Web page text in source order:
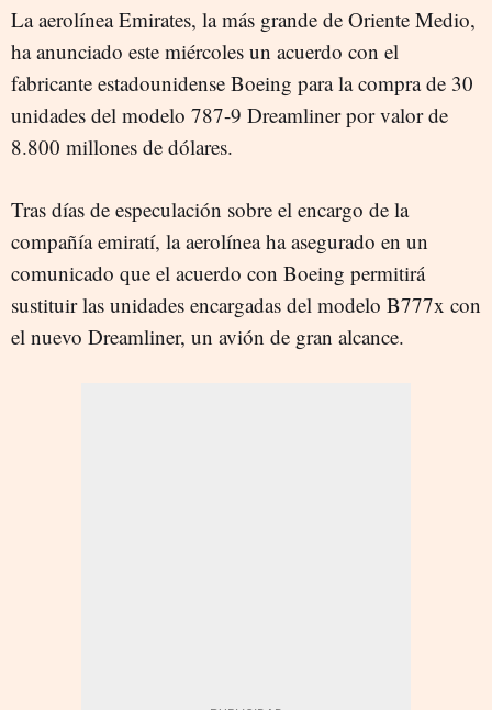
La aerolínea Emirates, la más grande de Oriente Medio,
ha anunciado este miércoles un acuerdo con el
fabricante estadounidense Boeing para la compra de 30
unidades del modelo 787-9 Dreamliner por valor de
8.800 millones de dólares.
Tras días de especulación sobre el encargo de la
compañía emiratí, la aerolínea ha asegurado en un
comunicado que el acuerdo con Boeing permitirá
sustituir las unidades encargadas del modelo B777x con
el nuevo Dreamliner, un avión de gran alcance.